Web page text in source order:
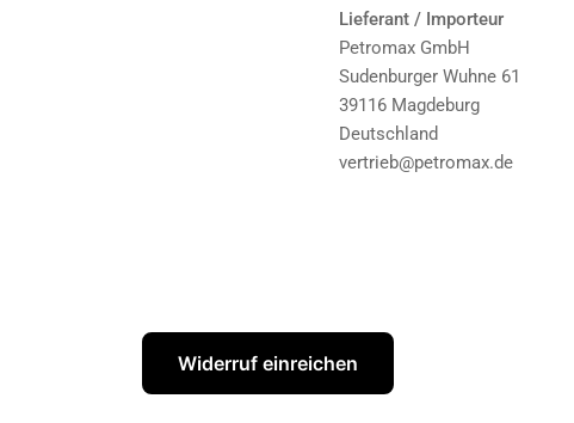
Lieferant / Importeur
Petromax GmbH
Sudenburger Wuhne 61
39116 Magdeburg
Deutschland
vertrieb@petromax.de
Widerruf einreichen